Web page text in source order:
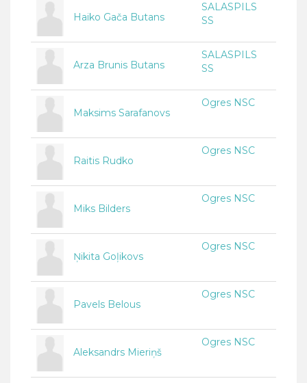
Haiko Gača Butans
SALASPILS
SS
Arza Brunis Butans
SALASPILS
SS
Maksims Sarafanovs
Ogres NSC
Raitis Rudko
Ogres NSC
Miks Bilders
Ogres NSC
Ņikita Goļikovs
Ogres NSC
Pavels Belous
Ogres NSC
Aleksandrs Mieriņš
Ogres NSC